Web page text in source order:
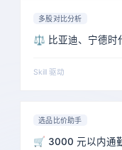
多股对比分析
⚖️ 比亚迪、宁德时
Skill 驱动
选品比价助手
🛒 3000 元以内通